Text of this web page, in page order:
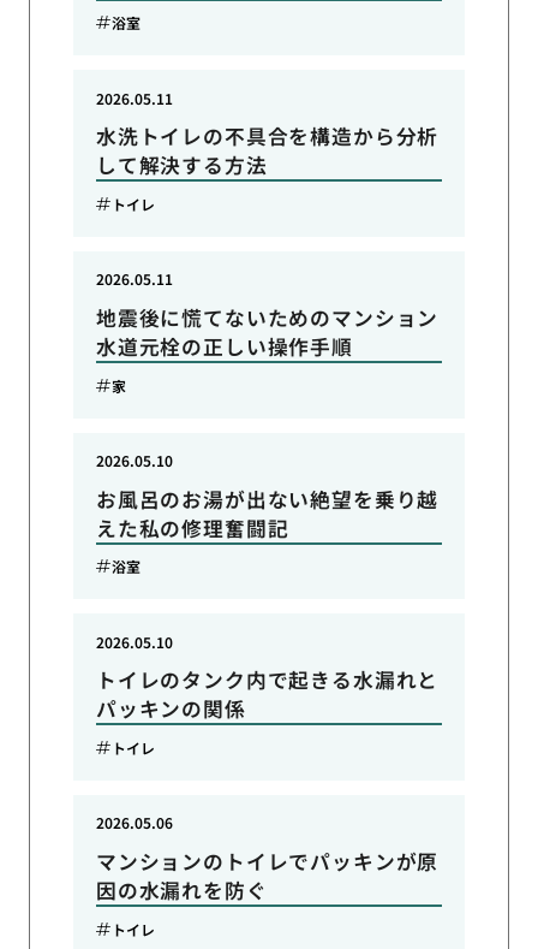
浴室
水洗トイレの不具合を構造から分析
して解決する方法
2026.05.11
トイレ
地震後に慌てないためのマンション
水道元栓の正しい操作手順
2026.05.11
家
お風呂のお湯が出ない絶望を乗り越
えた私の修理奮闘記
2026.05.10
浴室
トイレのタンク内で起きる水漏れと
パッキンの関係
2026.05.10
トイレ
マンションのトイレでパッキンが原
因の水漏れを防ぐ
2026.05.06
トイレ